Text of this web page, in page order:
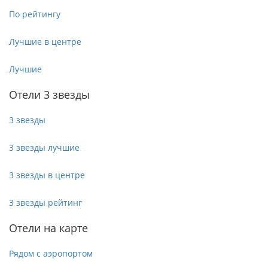
По рейтингу
Лучшие в центре
Лучшие
Отели 3 звезды
3 звезды
3 звезды лучшие
3 звезды в центре
3 звезды рейтинг
Отели на карте
Рядом с аэропортом